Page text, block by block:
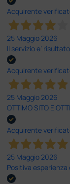
Acquirente
25 Maggio 2026
Il servizio e’
Acquirente
25 Maggio 2026
OTTIMO SITO E
Acquirente
25 Maggio 2026
Positiva